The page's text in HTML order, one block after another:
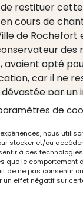
de
nous
stocker et/ou
à ces
que le comportement
de ne pas consentir
un effet négatif sur
de restituer
cours de
de Rochefort
des
avaient opté
car il ne
par un
1920,
en plâtre,
peints dans
d’origine, sont
hasard sous
maison.